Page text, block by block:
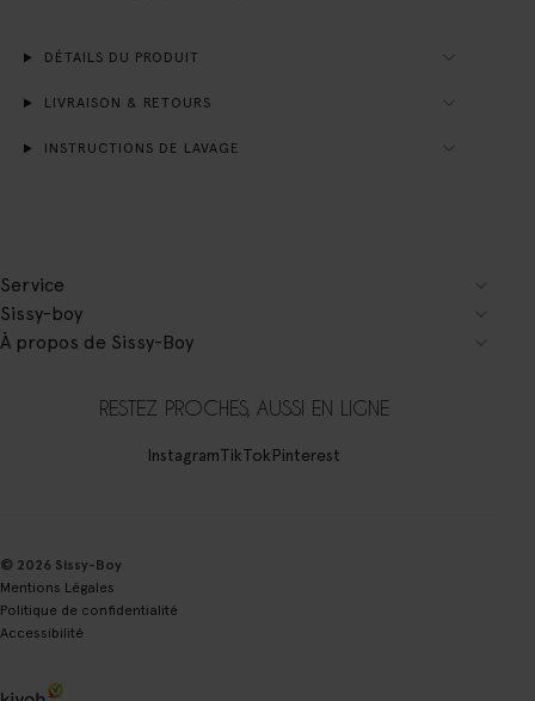
DÉTAILS DU PRODUIT
LIVRAISON & RETOURS
INSTRUCTIONS DE LAVAGE
Service
Sissy-boy
À propos de Sissy-Boy
RESTEZ PROCHES, AUSSI EN LIGNE
InstagramTikTokPinterest
© 2026 Sissy-Boy
Mentions Légales
Politique de confidentialité
Accessibilité